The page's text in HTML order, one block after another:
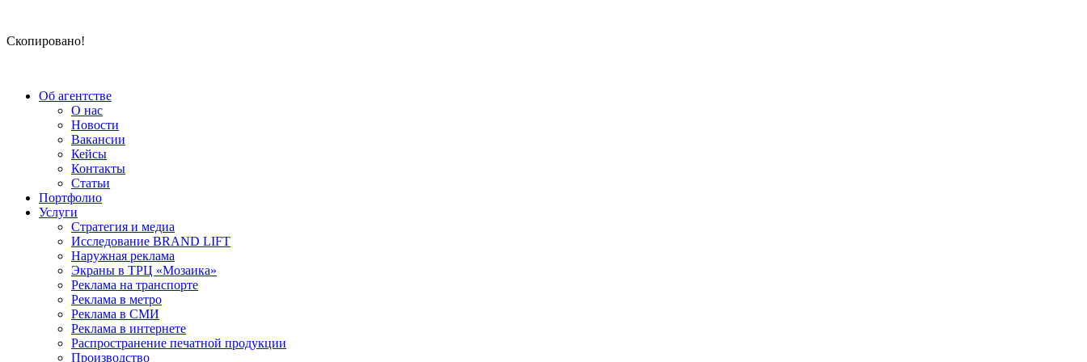
Скопировано!
Об агентстве
О нас
Новости
Вакансии
Кейсы
Контакты
Статьи
Портфолио
Услуги
Стратегия и медиа
Исследование BRAND LIFT
Наружная реклама
Экраны в ТРЦ «Мозаика»
Реклама на транспорте
Реклама в метро
Реклама в СМИ
Реклама в интернете
Распространение печатной продукции
Производство